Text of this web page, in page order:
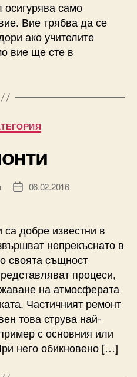
само
Вие трябва да се
ако учителите
вие ще сте в
Categories
Post06.02.2016
добре известни в
непрекъснато в
своята същност
процеси,
на атмосферата
Частичният ремонт
това струва най-
с основния или
него обикновено […]